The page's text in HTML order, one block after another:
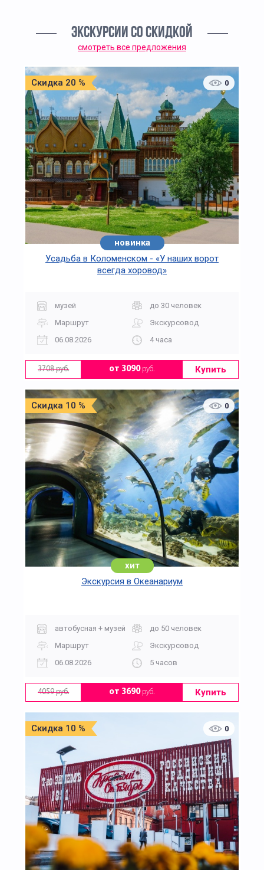
ЭКСКУРСИИ СО СКИДКОЙ
смотреть все предложения
Скидка 20 % 0
новинка
Усадьба в Коломенском - «У наших ворот
всегда хоровод»
музей
до 30 человек
Маршрут
Экскурсовод
06.08.2026
4 часа
3708 руб. от 3090руб. Купить
Скидка 10 % 0
хит
Экскурсия в Океанариум
автобусная + музей
до 50 человек
Маршрут
Экскурсовод
06.08.2026
5 часов
4059 руб. от 3690руб. Купить
Скидка 10 % 0